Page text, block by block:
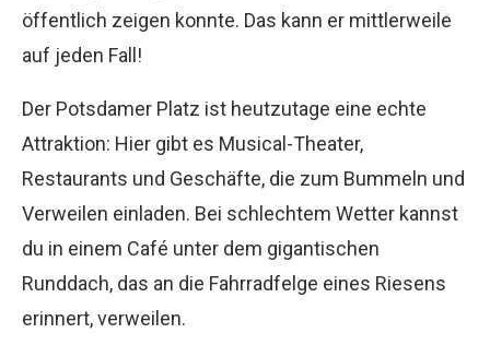
öffentlich zeigen konnte. Das kann er mittlerweile
auf jeden Fall!
Der Potsdamer Platz ist heutzutage eine echte
Attraktion: Hier gibt es Musical-Theater,
Restaurants und Geschäfte, die zum Bummeln und
Verweilen einladen. Bei schlechtem Wetter kannst
du in einem Café unter dem gigantischen
Runddach, das an die Fahrradfelge eines Riesens
erinnert, verweilen.